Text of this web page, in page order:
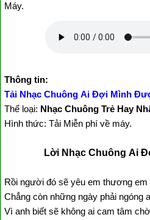
Máy.
Thông tin:
Tải Nhạc Chuông Ai Đợi Mình
Thể loại: Nhạc Chuông Trẻ Hay
Hình thức: Tải Miễn phí về máy.
Lời Nhạc Chuông Ai
Rồi người đó sẽ yêu em thương em
Chẳng còn những ngày phải ngóng
Vì anh biết sẽ không ai cam tâm